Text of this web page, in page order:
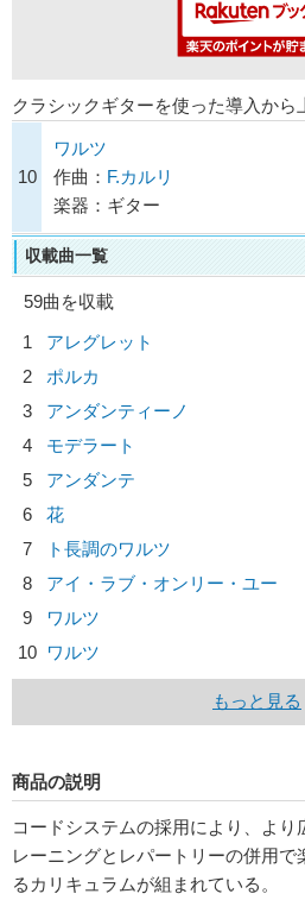
クラシックギターを使った導入から
10
ワルツ
作曲： F.カルリ
楽器：ギター
収載曲一覧
59曲を収載
1
アレグレット
2
ポルカ
3
アンダンティーノ
4
モデラート
5
アンダンテ
6
花
7
ト長調のワルツ
8
アイ・ラブ・オンリー・ユー
9
ワルツ
10 ワルツ
もっと見る
商品の説明
コードシステムの採用により、より
レーニングとレパートリーの併用で
るカリキュラムが組まれている。